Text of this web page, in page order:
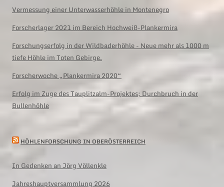
Vermessung einer Unterwasserhöhle in Montenegro
Forscherlager 2021 im Bereich Hochweiß-Plankermira
Forschungserfolg in der Wildbaderhöhle - Neue mehr als 1000 m
tiefe Höhle im Toten Gebirge.
Forscherwoche „Plankermira 2020“
Erfolg im Zuge des Tauplitzalm-Projektes; Durchbruch in der
Bullenhöhle
HÖHLENFORSCHUNG IN OBERÖSTERREICH
In Gedenken an Jörg Völlenkle
Jahreshauptversammlung 2026